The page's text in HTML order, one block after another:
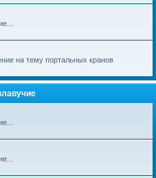
на тему портальных кранов